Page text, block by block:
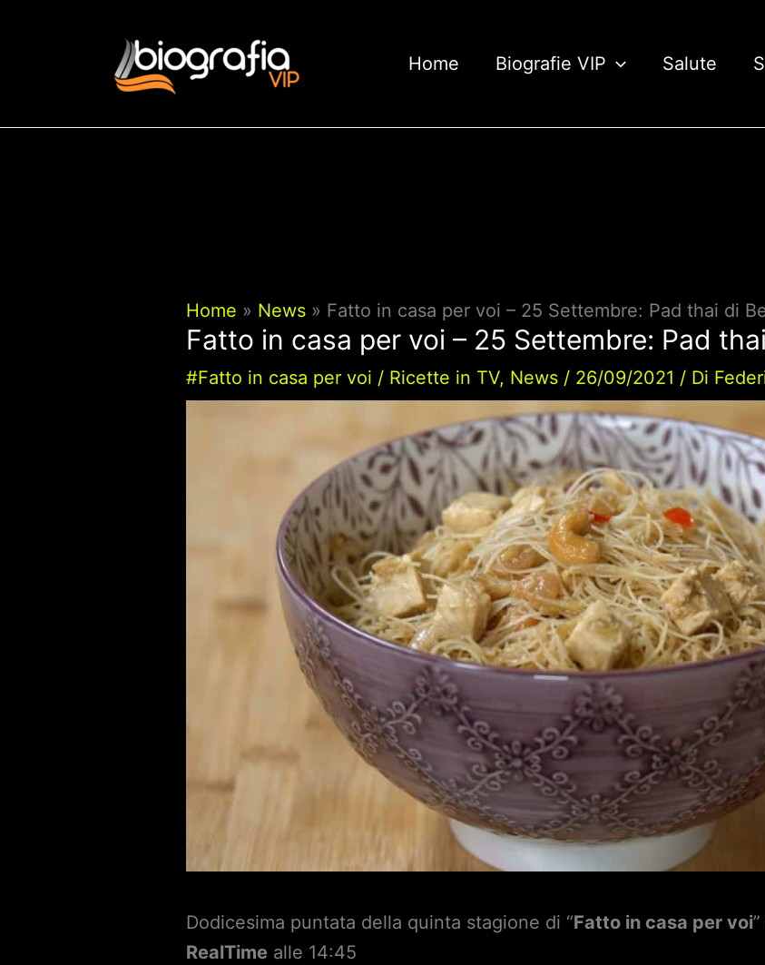
Home Biografie VIP Salute
Home News Fatto in casa per voi – 25 Settembre: Pad thai di
Fatto in casa per voi – 25 Settembre: Pad
#Fatto in casa per voi / Ricette in TV, News / 26/09/2021 / Di
Dodicesima puntata della quinta stagione di “Fatto in casa per voi
RealTime alle 14:45